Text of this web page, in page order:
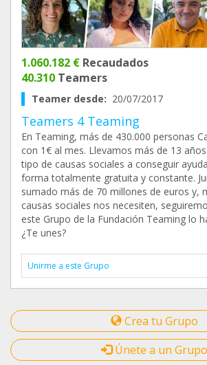
1.060.182 € Recaudados
40.310 Teamers
Teamer desde: 20/07/2017
Teamers 4 Teaming
En Teaming, más de 430.000 personas
con 1€ al mes. Llevamos más de 13
tipo de causas sociales a conseguir
forma totalmente gratuita y constante.
sumado más de 70 millones de euros y,
causas sociales nos necesiten,
este Grupo de la Fundación Teaming lo
¿Te unes?
Unirme a este Grupo
Crea tu Grupo
Únete a un Grupo